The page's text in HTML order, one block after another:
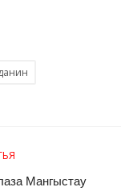
Мангыстау